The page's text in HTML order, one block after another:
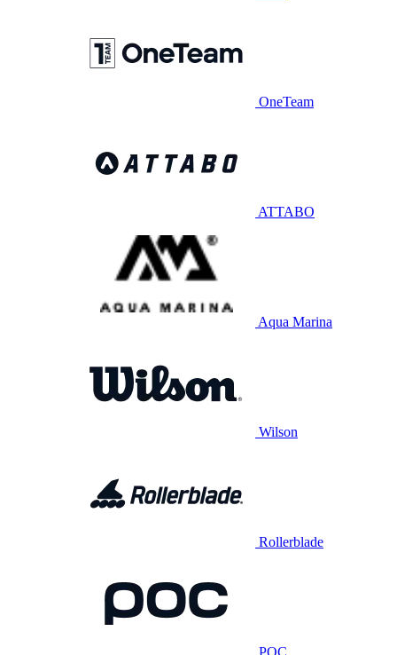
OneTeam
ATTABO
Aqua Marina
Wilson
Rollerblade
POC